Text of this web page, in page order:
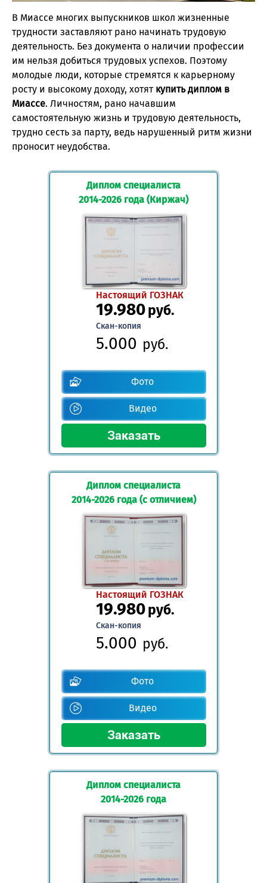
В Миассе многих выпускников школ жизненные
трудности заставляют рано начинать трудовую
деятельность. Без документа о наличии профессии
им нельзя добиться трудовых успехов. Поэтому
молодые люди, которые стремятся к карьерному
росту и высокому доходу, хотят купить диплом в
Миассе. Личностям, рано начавшим
самостоятельную жизнь и трудовую деятельность,
трудно сесть за парту, ведь нарушенный ритм жизни
проносит неудобства.
Диплом специалиста
2014-2026 года (Киржач)
Настоящий ГОЗНАК
19.980руб.
Скан-копия
5.000 руб.
Фото
Видео
Диплом специалиста
2014-2026 года (с отличием)
Настоящий ГОЗНАК
19.980руб.
Скан-копия
5.000 руб.
Фото
Видео
Диплом специалиста
2014-2026 года